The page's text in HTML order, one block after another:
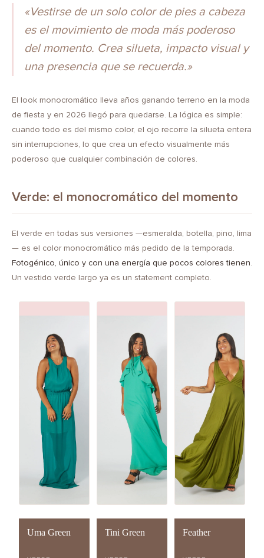
«Vestirse de un solo color de pies a cabeza
es el movimiento de moda más poderoso
del momento. Crea silueta, impacto visual y
una presencia que se recuerda.»
El look monocromático lleva años ganando terreno en la moda
de fiesta y en 2026 llegó para quedarse. La lógica es simple:
cuando todo es del mismo color, el ojo recorre la silueta entera
sin interrupciones, lo que crea un efecto visualmente más
poderoso que cualquier combinación de colores.
Verde: el monocromático del momento
El verde en todas sus versiones —esmeralda, botella, pino, lima
— es el color monocromático más pedido de la temporada.
Fotogénico, único y con una energía que pocos colores tienen.
Un vestido verde largo ya es un statement completo.
Uma Green Tini Green Feather